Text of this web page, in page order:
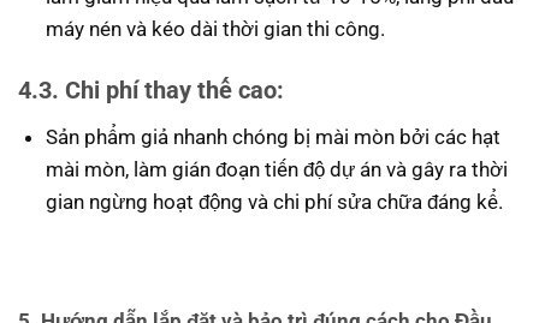
máy nén và kéo dài thời gian thi công.
4.3. Chi phí thay thế cao:
Sản phẩm giả nhanh chóng bị mài mòn bởi các hạt
mài mòn, làm gián đoạn tiến độ dự án và gây ra thời
gian ngừng hoạt động và chi phí sửa chữa đáng kể.